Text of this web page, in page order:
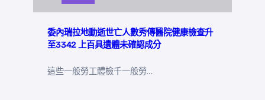
委內瑞拉地動逝世亡人數秀傳醫院健康檢查升
至3342 上百具遺體未確認成分
這些一般勞工體檢千一般勞…